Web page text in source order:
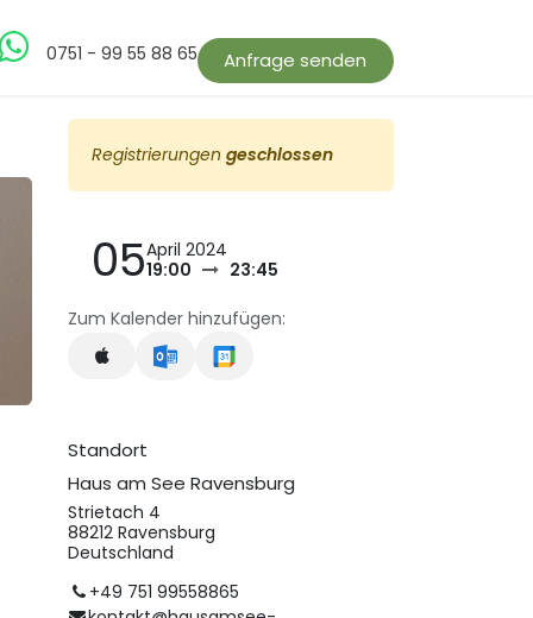
0751 - 99 55 88 65 Anfrage senden
Registrierungen geschlossen
05April 2024
19:00
23:45
Zum Kalender hinzufügen:
Standort
Haus am See Ravensburg
Strietach 4
88212 Ravensburg
Deutschland
+49 751 99558865